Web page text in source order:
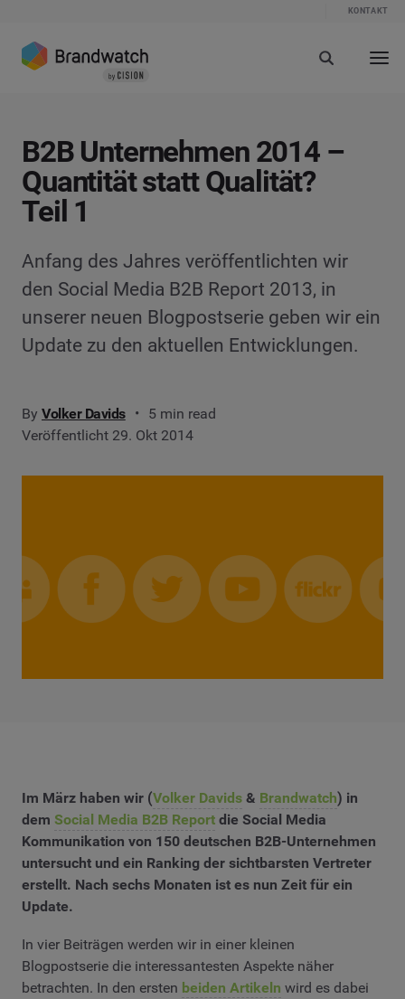
KONTAKT
B2B Unternehmen 2014 –
Quantität statt Qualität?
Teil 1
Anfang des Jahres veröffentlichten wir
den Social Media B2B Report 2013, in
unserer neuen Blogpostserie geben wir ein
Update zu den aktuellen Entwicklungen.
By Volker Davids
5 min read
Veröffentlicht 29. Okt 2014
Im März haben wir (Volker Davids & Brandwatch) in
dem Social Media B2B Report die Social Media
Kommunikation von 150 deutschen B2B-Unternehmen
untersucht und ein Ranking der sichtbarsten Vertreter
erstellt. Nach sechs Monaten ist es nun Zeit für ein
Update.
In vier Beiträgen werden wir in einer kleinen
Blogpostserie die interessantesten Aspekte näher
betrachten. In den ersten beiden Artikeln wird es dabei